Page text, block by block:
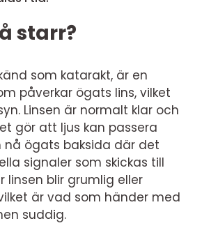
starr?
som katarakt, är en
påverkar ögats lins, vilket
Linsen är normalt klar och
gör att ljus kan passera
nå ögats baksida där det
signaler som skickas till
linsen blir grumlig eller
är vad som händer med
suddig.